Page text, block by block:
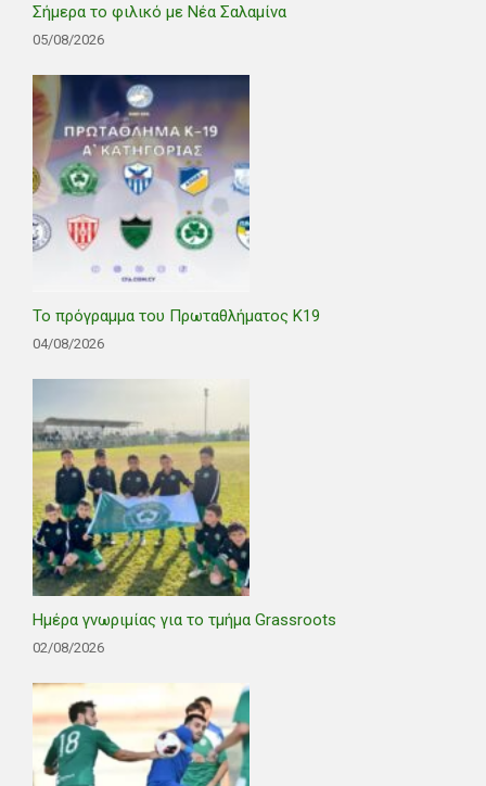
Σήμερα το φιλικό με Νέα Σαλαμίνα
05/08/2026
Το πρόγραμμα του Πρωταθλήματος Κ19
04/08/2026
Ημέρα γνωριμίας για το τμήμα Grassroots
02/08/2026